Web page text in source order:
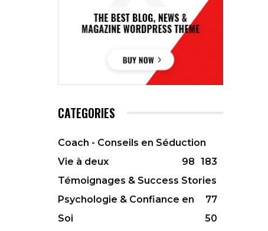
CATEGORIES
Coach - Conseils en Séduction
183
Vie à deux
98
Témoignages & Success Stories
77
Psychologie & Confiance en
Soi
50